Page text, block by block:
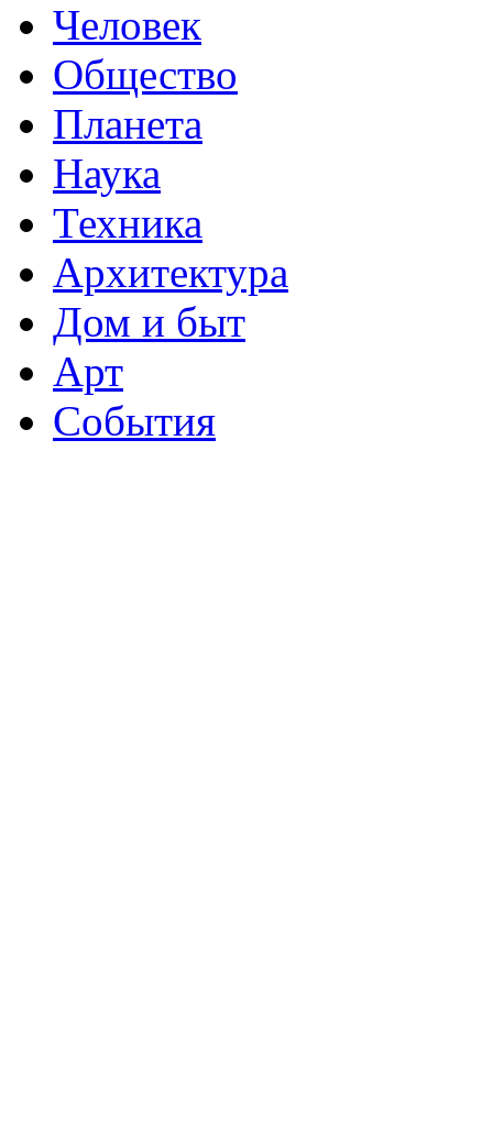
Человек
Общество
Планета
Наука
Техника
Архитектура
Дом и быт
Арт
События